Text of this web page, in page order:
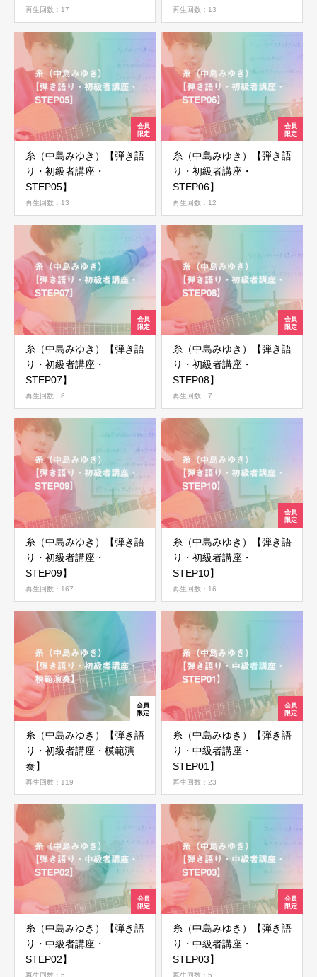
再生回数：17 再生回数：13
糸（中島みゆき）【弾き語
り・初級者講座・
STEP05】
再生回数：13
糸（中島みゆき）【弾き語
り・初級者講座・
STEP06】
再生回数：12
糸（中島みゆき）【弾き語
り・初級者講座・
STEP07】
再生回数：8
糸（中島みゆき）【弾き語
り・初級者講座・
STEP08】
再生回数：7
糸（中島みゆき）【弾き語
り・初級者講座・
STEP09】
再生回数：167
糸（中島みゆき）【弾き語
り・初級者講座・
STEP10】
再生回数：16
糸（中島みゆき）【弾き語
り・初級者講座・模範演
奏】
再生回数：119
糸（中島みゆき）【弾き語
り・中級者講座・
STEP01】
再生回数：23
糸（中島みゆき）【弾き語
り・中級者講座・
STEP02】
再生回数：5
糸（中島みゆき）【弾き語
り・中級者講座・
STEP03】
再生回数：5